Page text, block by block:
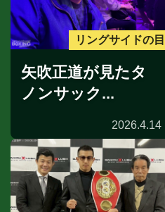
リングサイドの目
矢吹正道が見たタ
ノンサック...
2026.4.14